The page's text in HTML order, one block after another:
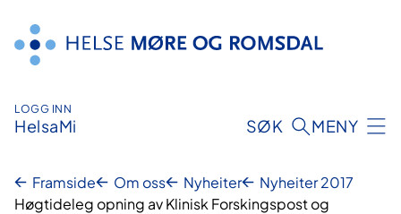
innhald
LOGG INN
HelsaMi SØK MENY
Framside Om oss Nyheiter
Nyheiter 2017
Høgtideleg opning av Klinisk Forskingspost og